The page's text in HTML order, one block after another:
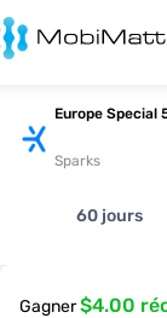
Europe Special
Sparks
60 jours
Gagner$4.00